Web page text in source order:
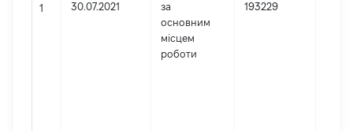
1 30.07.2021
за
основним
місцем
роботи
193229